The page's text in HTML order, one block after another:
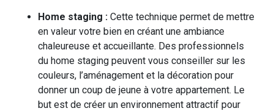
Home staging : Cette technique permet de mettre
en valeur votre bien en créant une ambiance
chaleureuse et accueillante. Des professionnels
du home staging peuvent vous conseiller sur les
couleurs, l’aménagement et la décoration pour
donner un coup de jeune à votre appartement. Le
but est de créer un environnement attractif pour